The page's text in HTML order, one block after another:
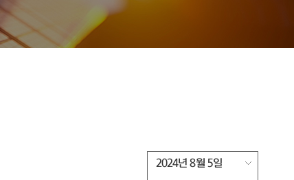
2024년 8월 5일